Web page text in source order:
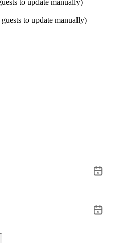
to update manually)
to update manually)